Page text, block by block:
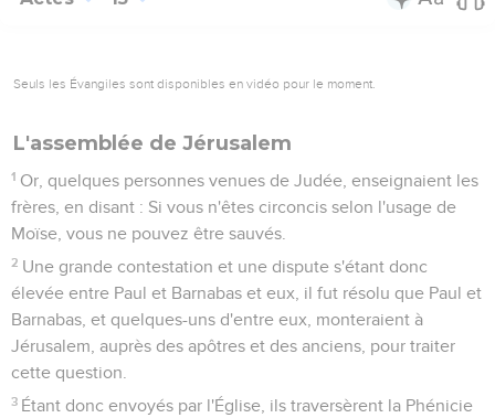
Seuls les Évangiles sont disponibles en vidéo pour le moment.
L'assemblée de Jérusalem
1 Or, quelques personnes venues de Judée, enseignaient les
frères, en disant : Si vous n'êtes circoncis selon l'usage de
Moïse, vous ne pouvez être sauvés.
2 Une grande contestation et une dispute s'étant donc
élevée entre Paul et Barnabas et eux, il fut résolu que Paul et
Barnabas, et quelques-uns d'entre eux, monteraient à
Jérusalem, auprès des apôtres et des anciens, pour traiter
cette question.
3 Étant donc envoyés par l'Église, ils traversèrent la Phénicie